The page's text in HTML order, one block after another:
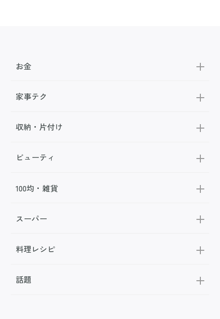
お金
家事テク
収納・片付け
ビューティ
100均・雑貨
スーパー
料理レシピ
話題